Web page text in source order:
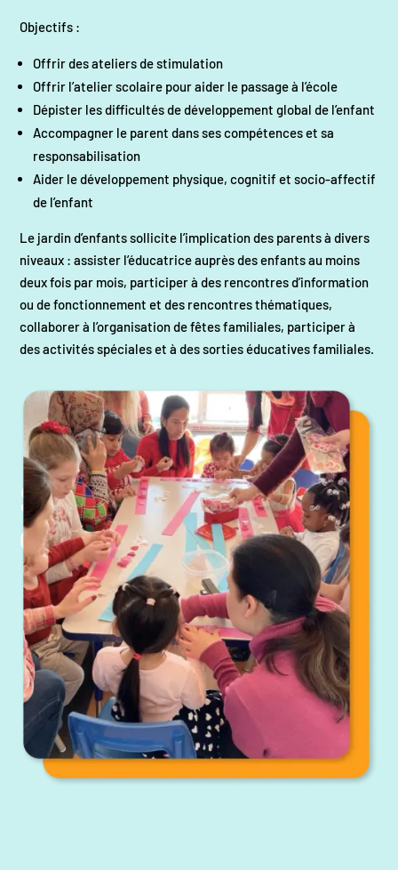
SERVICES
0-5 ANS
Objectifs :
Offrir des ateliers de stimulation
Offrir l’atelier scolaire pour aider le passage à l’école
Dépister les difficultés de développement global de l’enfant
Accompagner le parent dans ses compétences et sa
responsabilisation
Aider le développement physique, cognitif et socio-affectif
de l’enfant
Le jardin d’enfants sollicite l’implication des parents à divers
niveaux : assister l’éducatrice auprès des enfants au moins
deux fois par mois, participer à des rencontres d’information
ou de fonctionnement et des rencontres thématiques,
collaborer à l’organisation de fêtes familiales, participer à
des activités spéciales et à des sorties éducatives familiales.